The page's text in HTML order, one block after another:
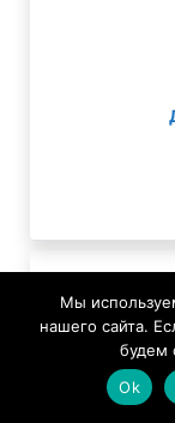
Мы
нашего сайта.
будем
Ok